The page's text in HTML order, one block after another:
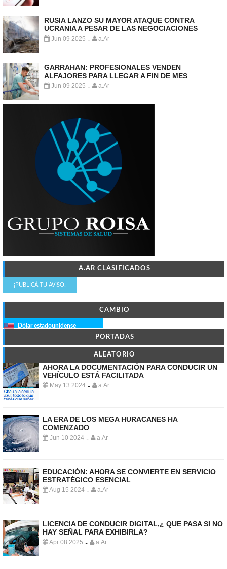
RUSIA LANZO SU MAYOR ATAQUE CONTRA
UCRANIA A PESAR DE LAS NEGOCIACIONES
Jun 09 2025 - a.Ar
GARRAHAN: PROFESIONALES VENDEN
ALFAJORES PARA LLEGAR A FIN DE MES
Jun 09 2025 - a.Ar
A.AR CLASIFICADOS
¡PUBLICÁ TU AVISO!
CAMBIO
Dólar estadounidense
PORTADAS
ALEATORIO
AHORA LA DOCUMENTACIÓN PARA CONDUCIR UN
VEHÍCULO ESTÁ FACILITADA
May 13 2024 - a.Ar
LA ERA DE LOS MEGA HURACANES HA
COMENZADO
Jun 10 2024 - a.Ar
EDUCACIÓN: AHORA SE CONVIERTE EN SERVICIO
ESTRATÉGICO ESENCIAL
Aug 15 2024 - a.Ar
LICENCIA DE CONDUCIR DIGITAL,¿ QUE PASA SI NO
HAY SEÑAL PARA EXHIBIRLA?
Apr 08 2025 - a.Ar